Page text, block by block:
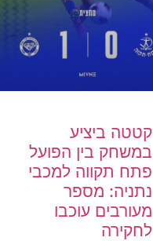
קטטה ביציע
במשחק בין הפועל
פתח תקווה למכבי
נתניה: מספר
מעורבים עוכבו
לחקירה